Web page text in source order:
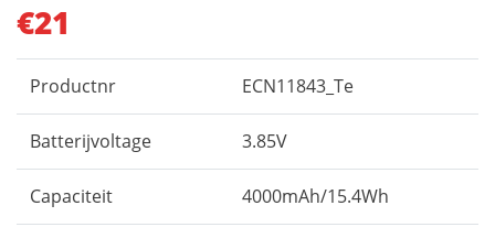
€21
Productnr ECN11843_Te
Batterijvoltage 3.85V
Capaciteit 4000mAh/15.4Wh